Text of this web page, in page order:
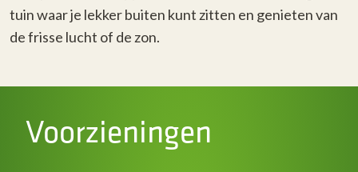
tuin waar je lekker buiten kunt zitten en genieten van
de frisse lucht of de zon.
Voorzieningen